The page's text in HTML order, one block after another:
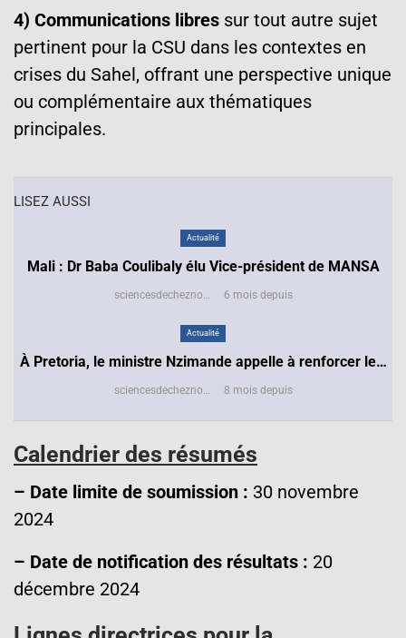
4) Communications libres sur tout autre sujet
pertinent pour la CSU dans les contextes en
crises du Sahel, offrant une perspective unique
ou complémentaire aux thématiques
principales.
LISEZ AUSSI
Actualité
Mali : Dr Baba Coulibaly élu Vice-président de MANSA
sciencesdecheznous@gmail.com 6 mois depuis
Actualité
À Pretoria, le ministre Nzimande appelle à renforcer le…
sciencesdecheznous@gmail.com 8 mois depuis
Calendrier des résumés
– Date limite de soumission : 30 novembre
2024
– Date de notification des résultats : 20
décembre 2024